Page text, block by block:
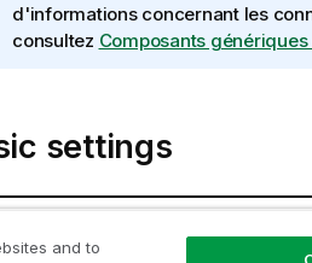
e
I
r
a
i
d'informations concernant les
consultez Composants
settings
and to